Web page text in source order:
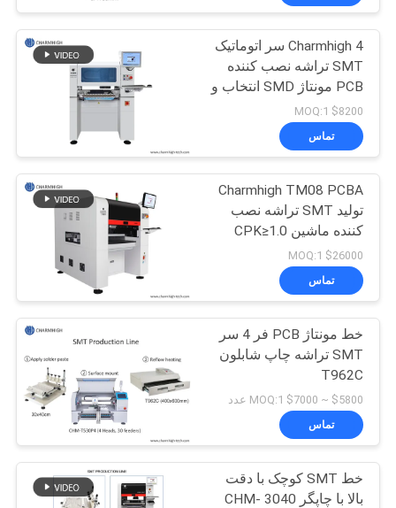
SHOPPING
ON
LINE
نقشه
سایت
سیاست
حفظ
حریم
خصوصی
Charmhigh 4 سر اتوماتیک
SMT تراشه نصب کننده
PCB مونتاژ SMD انتخاب و
مکان ماشین
$8200 MOQ:1
تماس
Charmhigh TM08 PCBA
تولید SMT تراشه نصب
کننده ماشین CPK≥1.0
$26000 MOQ:1
تماس
خط مونتاژ PCB فر 4 سر
SMT تراشه چاپ شابلون
T962C
$5800 ~ $7000 MOQ:1 عدد
تماس
خط SMT کوچک با دقت
بالا با چاپگر 3040 CHM-